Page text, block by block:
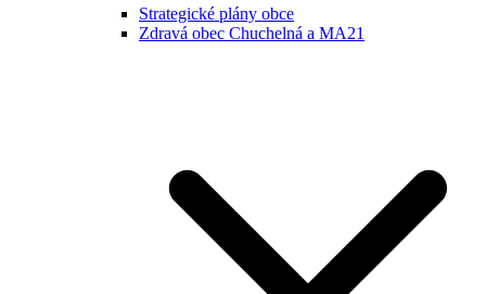
Strategické plány obce
Zdravá obec Chuchelná a MA21